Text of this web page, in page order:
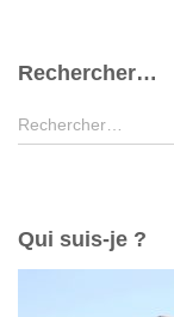
Rechercher…
R
e
r
c
Rechercher…
Qui suis-je ?